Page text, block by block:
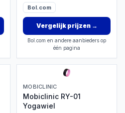
Bol.com
Vergelijk prijzen→
Bol.com en andere aanbieders op
één pagina
MOBICLINIC
Mobiclinic RY-01
Yogawiel